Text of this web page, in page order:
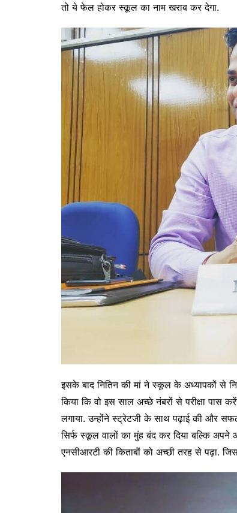
तो ये फेल होकर स्कूल का नाम खराब कर देगा.
इसके बाद नितिन की मां ने स्कूल के अध्यापकों से
किया कि वो इस साल अच्छे नंबरों से परीक्षा पास
लगाया. उन्होंने स्ट्रेटजी के साथ पढ़ाई की और
सिर्फ स्कूल वालों का मुंह बंद कर दिया बल्कि अपने
एनसीआरटी की किताबों को अच्छी तरह से पढ़ा.